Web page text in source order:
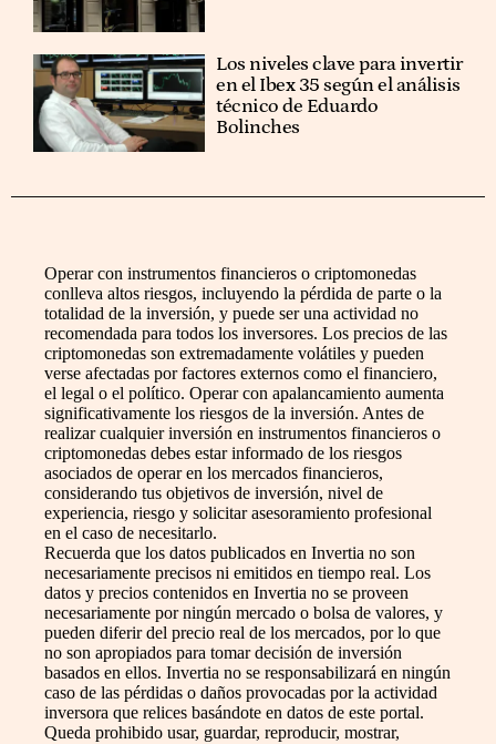
Los niveles clave para invertir
en el Ibex 35 según el análisis
técnico de Eduardo
Bolinches
Operar con instrumentos financieros o criptomonedas
conlleva altos riesgos, incluyendo la pérdida de parte o la
totalidad de la inversión, y puede ser una actividad no
recomendada para todos los inversores. Los precios de las
criptomonedas son extremadamente volátiles y pueden
verse afectadas por factores externos como el financiero,
el legal o el político. Operar con apalancamiento aumenta
significativamente los riesgos de la inversión. Antes de
realizar cualquier inversión en instrumentos financieros o
criptomonedas debes estar informado de los riesgos
asociados de operar en los mercados financieros,
considerando tus objetivos de inversión, nivel de
experiencia, riesgo y solicitar asesoramiento profesional
en el caso de necesitarlo.
Recuerda que los datos publicados en Invertia no son
necesariamente precisos ni emitidos en tiempo real. Los
datos y precios contenidos en Invertia no se proveen
necesariamente por ningún mercado o bolsa de valores, y
pueden diferir del precio real de los mercados, por lo que
no son apropiados para tomar decisión de inversión
basados en ellos. Invertia no se responsabilizará en ningún
caso de las pérdidas o daños provocadas por la actividad
inversora que relices basándote en datos de este portal.
Queda prohibido usar, guardar, reproducir, mostrar,